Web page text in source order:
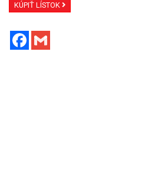
KÚPIŤ LÍSTOK
Facebook